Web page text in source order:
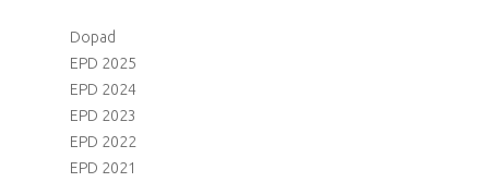
Dopad
EPD 2025
EPD 2024
EPD 2023
EPD 2022
EPD 2021